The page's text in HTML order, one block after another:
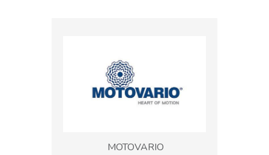
MOTOVARIO